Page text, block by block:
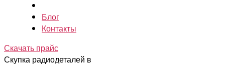
Блог
Контакты
Скачать прайс
Скупка радиодеталей в